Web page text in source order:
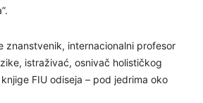
znanstvenik, internacionalni profesor
istraživać, osnivač holističkog
FIU odiseja – pod jedrima oko